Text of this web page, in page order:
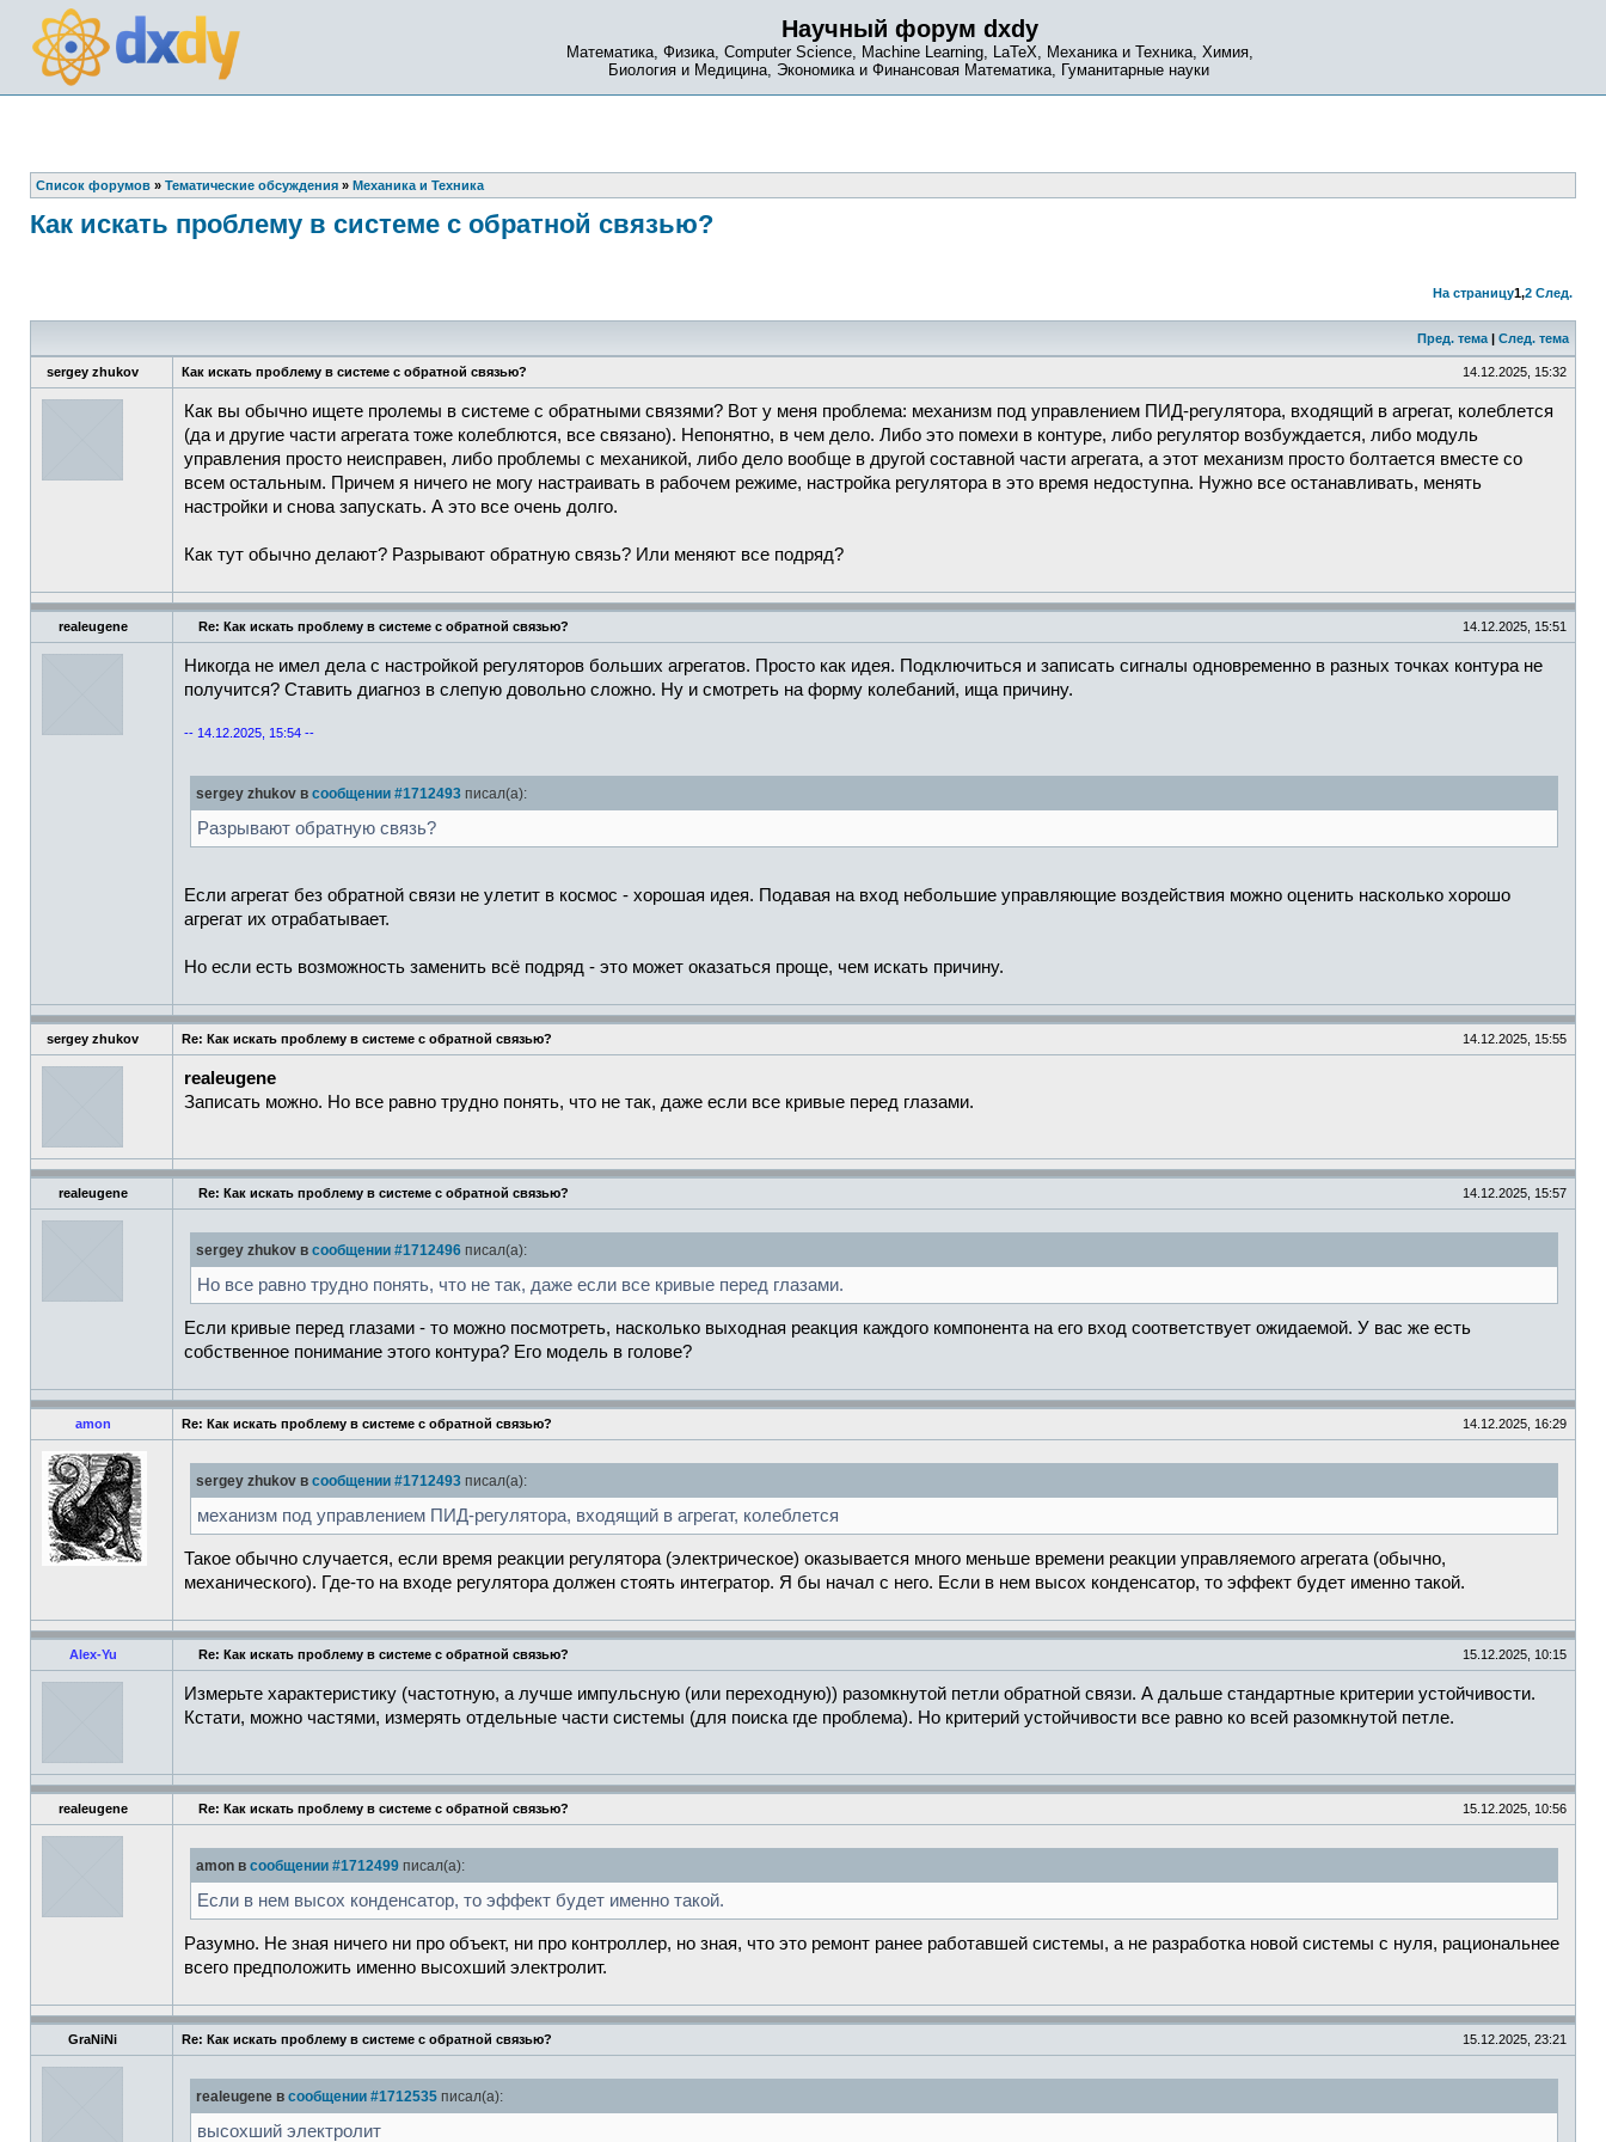
Научный форум dxdy
Математика, Физика, Computer Science, Machine Learning, LaTeX, Механика и Техника, Химия,
Биология и Медицина, Экономика и Финансовая Математика, Гуманитарные науки
Список форумов » Тематические обсуждения » Механика и Техника
Как искать проблему в системе с обратной связью?
На страницу1,2 След.
Пред. тема | След. тема
sergey zhukov Как искать проблему в системе с обратной связью? 14.12.2025, 15:32
Как вы обычно ищете пролемы в системе с обратными связями? Вот у меня проблема: механизм под управлением ПИД-регулятора, входящий в агрегат, колеблется
(да и другие части агрегата тоже колеблются, все связано). Непонятно, в чем дело. Либо это помехи в контуре, либо регулятор возбуждается, либо модуль
управления просто неисправен, либо проблемы с механикой, либо дело вообще в другой составной части агрегата, а этот механизм просто болтается вместе со
всем остальным. Причем я ничего не могу настраивать в рабочем режиме, настройка регулятора в это время недоступна. Нужно все останавливать, менять
настройки и снова запускать. А это все очень долго.
Как тут обычно делают? Разрывают обратную связь? Или меняют все подряд?
realeugene Re: Как искать проблему в системе с обратной связью? 14.12.2025, 15:51
Никогда не имел дела с настройкой регуляторов больших агрегатов. Просто как идея. Подключиться и записать сигналы одновременно в разных точках контура не
получится? Ставить диагноз в слепую довольно сложно. Ну и смотреть на форму колебаний, ища причину.
-- 14.12.2025, 15:54 --
sergey zhukov в сообщении #1712493 писал(а):
Разрывают обратную связь?
Если агрегат без обратной связи не улетит в космос - хорошая идея. Подавая на вход небольшие управляющие воздействия можно оценить насколько хорошо
агрегат их отрабатывает.
Но если есть возможность заменить всё подряд - это может оказаться проще, чем искать причину.
sergey zhukov Re: Как искать проблему в системе с обратной связью? 14.12.2025, 15:55
realeugene
Записать можно. Но все равно трудно понять, что не так, даже если все кривые перед глазами.
realeugene Re: Как искать проблему в системе с обратной связью? 14.12.2025, 15:57
sergey zhukov в сообщении #1712496 писал(а):
Но все равно трудно понять, что не так, даже если все кривые перед глазами.
Если кривые перед глазами - то можно посмотреть, насколько выходная реакция каждого компонента на его вход соответствует ожидаемой. У вас же есть
собственное понимание этого контура? Его модель в голове?
amon Re: Как искать проблему в системе с обратной связью? 14.12.2025, 16:29
sergey zhukov в сообщении #1712493 писал(а):
механизм под управлением ПИД-регулятора, входящий в агрегат, колеблется
Такое обычно случается, если время реакции регулятора (электрическое) оказывается много меньше времени реакции управляемого агрегата (обычно,
механического). Где-то на входе регулятора должен стоять интегратор. Я бы начал с него. Если в нем высох конденсатор, то эффект будет именно такой.
Alex-Yu Re: Как искать проблему в системе с обратной связью? 15.12.2025, 10:15
Измерьте характеристику (частотную, а лучше импульсную (или переходную)) разомкнутой петли обратной связи. А дальше стандартные критерии устойчивости.
Кстати, можно частями, измерять отдельные части системы (для поиска где проблема). Но критерий устойчивости все равно ко всей разомкнутой петле.
realeugene Re: Как искать проблему в системе с обратной связью? 15.12.2025, 10:56
amon в сообщении #1712499 писал(а):
Если в нем высох конденсатор, то эффект будет именно такой.
Разумно. Не зная ничего ни про объект, ни про контроллер, но зная, что это ремонт ранее работавшей системы, а не разработка новой системы с нуля, рациональнее
всего предположить именно высохший электролит.
GraNiNi Re: Как искать проблему в системе с обратной связью? 15.12.2025, 23:21
realeugene в сообщении #1712535 писал(а):
высохший электролит